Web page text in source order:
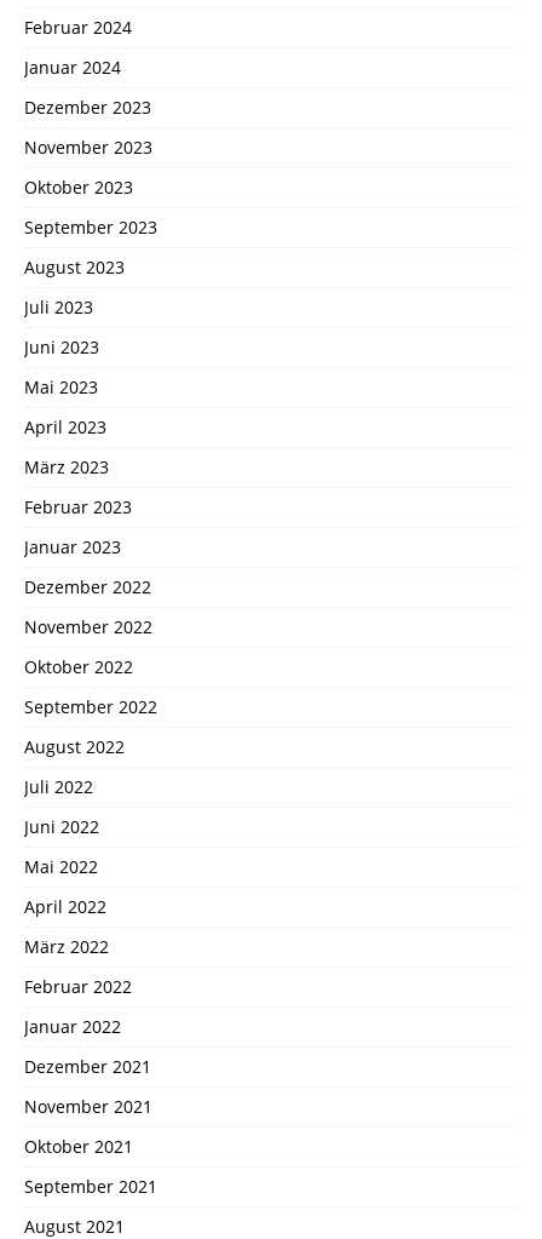
Februar 2024
Januar 2024
Dezember 2023
November 2023
Oktober 2023
September 2023
August 2023
Juli 2023
Juni 2023
Mai 2023
April 2023
März 2023
Februar 2023
Januar 2023
Dezember 2022
November 2022
Oktober 2022
September 2022
August 2022
Juli 2022
Juni 2022
Mai 2022
April 2022
März 2022
Februar 2022
Januar 2022
Dezember 2021
November 2021
Oktober 2021
September 2021
August 2021